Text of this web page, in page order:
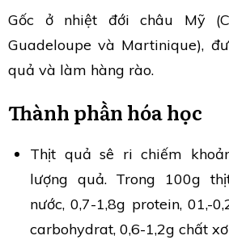
Gốc ở nhiệt đới châu Mỹ
Guadeloupe và Martinique),
quả và làm hàng rào.
Thành phần hóa học
Thịt quả sê ri chiếm
lượng quả. Trong 100g
nước, 0,7-1,8g protein, 01,-
carbohydrat, 0,6-1,2g chất